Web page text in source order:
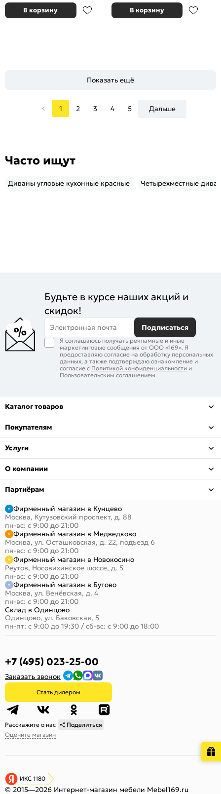
В корзину В корзину
Показать ещё
1 2 3 4 5 Дальше
Часто ищут
Диваны угловые кухонные красные Четырехместные
Будьте в курсе наших акций и
скидок!
Электронная почта Подписаться
Я соглашаюсь получать рекламные и иные
маркетинговые сообщения от ООО «169». Я
предоставляю согласие на обработку персональных
данных, а также подтверждаю ознакомление и
согласие с Политикой конфиденциальности и
Пользовательским соглашением.
Каталог товаров
Покупателям
Услуги
О компании
Партнёрам
Фирменный магазин в Кунцево
Москва, Кутузовский проспект, д. 88
пн-вс: с 9:00 до 21:00
Фирменный магазин в Медведково
Москва, ул. Осташковская, д. 22, подъезд 6
пн-вс: с 9:00 до 21:00
Фирменный магазин в Новокосино
Реутов, Носовихинское шоссе, д. 5
пн-вс: с 9:00 до 21:00
Фирменный магазин в Бутово
Москва, ул. Венёвская, д. 4
пн-вс: с 9:00 до 21:00
Склад в Одинцово
Одинцово, ул. Баковская, 5
пн-пт: с 9:00 до 19:30 / сб-вс: с 9:00 до 18:00
+7 (495) 023-25-00
Заказать звонок
Стать дилером
Расскажите о нас
Поделиться
Оцените магазин
ИКС 1180
© 2015—2026 Интернет-магазин мебели Mebel169.ru